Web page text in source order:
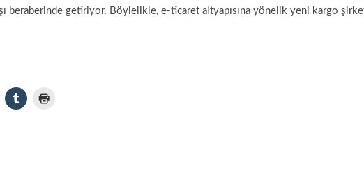
beraberinde getiriyor. Böylelikle, e-ticaret altyapısına yönelik yeni kargo